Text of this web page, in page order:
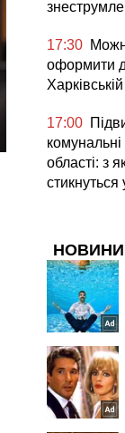
17:30
оформити
17:00
області: з
стикнуться
НОВИНИ